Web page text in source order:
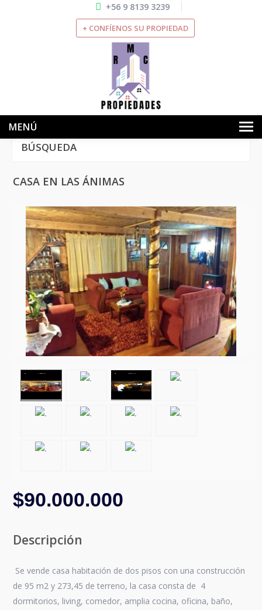
+56 9 8139 3239
+ CONFÍENOS SU PROPIEDAD
MENÚ
INICIO
ARRIENDOS
SERVICIOS
CONTACTO
BÚSQUEDA
CASA EN LAS ÁNIMAS
Prev Next
$90.000.000
Descripción
Se vende casa habitación de dos pisos con una construcción
de 95 m2 y 273,45 de terreno, la casa consta de 4
dormitorios, living, comedor, amplia cocina, oficina, baño,